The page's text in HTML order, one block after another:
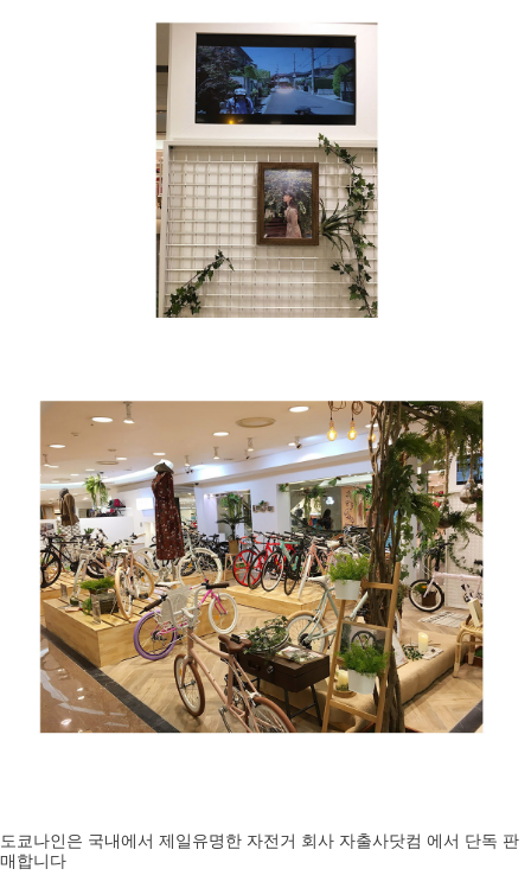
도쿄나인은 국내에서 제일유명한 자전거 회사 자출사닷컴 에서 단독 판
매합니다